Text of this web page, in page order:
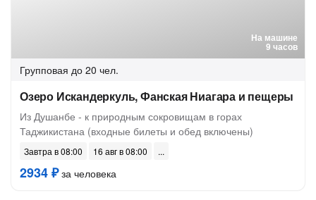
На машине
9 часов
Групповая до 20 чел.
Озеро Искандеркуль, Фанская Ниагара и пещеры
Из Душанбе - к природным сокровищам в горах
Таджикистана (входные билеты и обед включены)
Завтра в 08:00 16 авг в 08:00
2934 ₽за человека